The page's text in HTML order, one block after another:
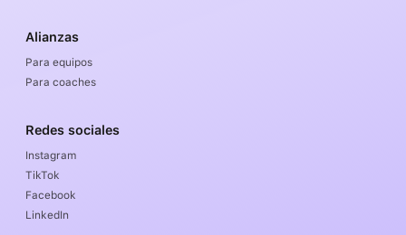
Alianzas
Para equipos
Para coaches
Redes sociales
Instagram
TikTok
Facebook
LinkedIn